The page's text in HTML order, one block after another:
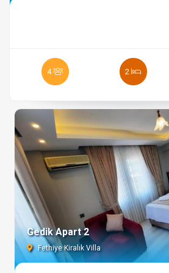
4 2
Gedik Apart 2
Fethiye Kiralık Villa